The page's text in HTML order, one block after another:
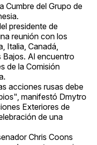
Cumbre del Grupo de
presidente de
reunión con los
Italia, Canadá,
Bajos. Al encuentro
de la Comisión
acciones rusas debe
manifestó Dmytro
Exteriores de
de una
Chris Coons